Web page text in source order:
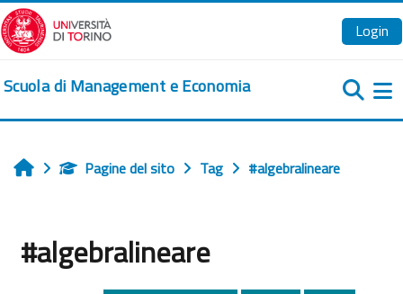
Vai al contenuto principale
Login
Scuola di Management e Economia
HomePagine del sito Tag #algebralineare
#algebralineare